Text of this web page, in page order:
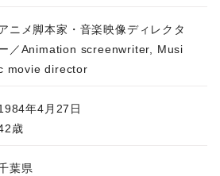
ニメ脚本家・音楽映像ディレクタ
／Animation screenwriter, Musi
movie director
年4月27日
歳
葉県